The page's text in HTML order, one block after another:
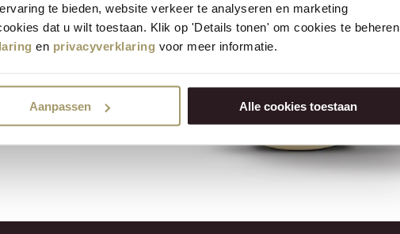
te bieden, website verkeer te analyseren en marketing
dat u wilt toestaan. Klik op 'Details tonen' om cookies te beheren
en privacyverklaring voor meer informatie.
Aanpassen Alle cookies toestaan